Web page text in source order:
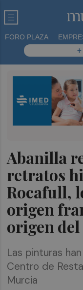
FORO PLAZA
+
Abanilla
retratos
Rocafull,
origen
origen
Las pinturas
Centro de
Murcia